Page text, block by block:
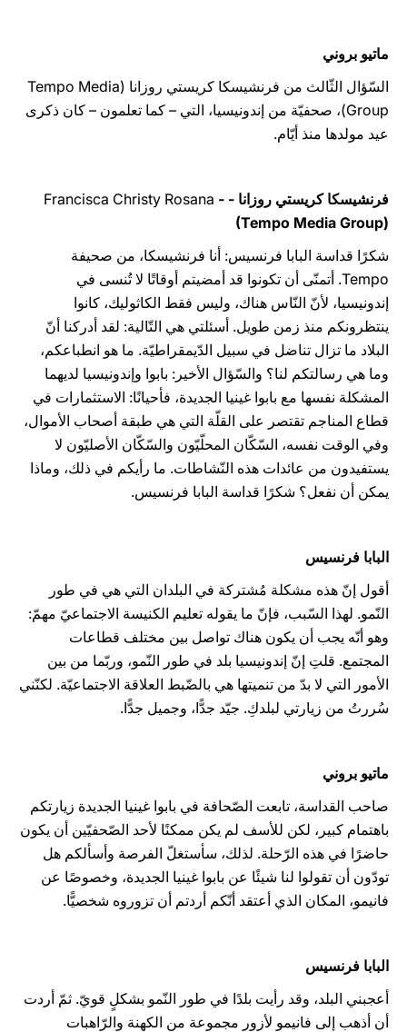
ماتيو بروني
السّؤال الثّالث من فرنشيسكا كريستي روزانا (Tempo Media
Group)، صحفيّة من إندونيسيا، التي – كما تعلمون – كان ذكرى
عيد مولدها منذ أيّام.
فرنشيسكا كريستي روزانا - Francisca Christy Rosana -
(Tempo Media Group)
شكرًا قداسة البابا فرنسيس: أنا فرنشيسكا، من صحيفة
Tempo. أتمنّى أن تكونوا قد أمضيتم أوقاتًا لا تُنسى في
إندونيسيا، لأنّ النّاس هناك، وليس فقط الكاثوليك، كانوا
ينتظرونكم منذ زمن طويل. أسئلتي هي التّالية: لقد أدركنا أنّ
البلاد ما تزال تناضل في سبيل الدّيمقراطيّة. ما هو انطباعكم،
وما هي رسالتكم لنا؟ والسّؤال الأخير: بابوا وإندونيسيا لديهما
المشكلة نفسها مع بابوا غينيا الجديدة، فأحيانًا: الاستثمارات في
قطاع المناجم تقتصر على القلّة التي هي طبقة أصحاب الأموال،
وفي الوقت نفسه، السّكّان المحلّيّون والسّكّان الأصليّون لا
يستفيدون من عائدات هذه النّشاطات. ما رأيكم في ذلك، وماذا
يمكن أن نفعل؟ شكرًا قداسة البابا فرنسيس.
البابا فرنسيس
أقول إنّ هذه مشكلة مُشتركة في البلدان التي هي في طور
النّمو. لهذا السّبب، فإنّ ما يقوله تعليم الكنيسة الاجتماعيّ مهمّ:
وهو أنّه يجب أن يكون هناك تواصل بين مختلف قطاعات
المجتمع. قلتِ إنّ إندونيسيا بلد في طور النّمو، وربّما من بين
الأمور التي لا بدّ من تنميتها هي بالضّبط العلاقة الاجتماعيّة. لكنّني
سُررتُ من زيارتي لبلدكِ. جيّد جدًّا، وجميل جدًّا.
ماتيو بروني
صاحب القداسة، تابعت الصّحافة في بابوا غينيا الجديدة زيارتكم
باهتمام كبير، لكن للأسف لم يكن ممكنًا لأحد الصّحفيّين أن يكون
حاضرًا في هذه الرّحلة. لذلك، سأستغلّ الفرصة وأسألكم هل
تودّون أن تقولوا لنا شيئًا عن بابوا غينيا الجديدة، وخصوصًا عن
فانيمو، المكان الذي أعتقد أنّكم أردتم أن تزوروه شخصيًّا.
البابا فرنسيس
أعجبني البلد، وقد رأيت بلدًا في طور النّمو بشكلٍ قويّ. ثمّ أردت
أن أذهب إلى فانيمو لأزور مجموعة من الكهنة والرّاهبات